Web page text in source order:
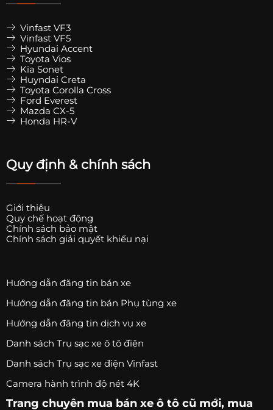
Vinfast VF3
Vinfast VF5
Hyundai Accent
Toyota Vios
Kia Sonet
Huyndai Creta
Toyota Corolla Cross
Ford Everest
Mazda CX-5
Honda HR-V
Quy định & chính sách
Giới thiệu
Quy chế hoạt động
Chính sách bảo mật
Chính sách giải quyết khiếu nại
Hướng dẫn đăng tin bán xe
Hướng dẫn đăng tin bán Phụ tùng xe
Hướng dẫn đăng tin dịch vụ xe
Danh sách Trụ sạc xe ô tô điện
Danh sách Trụ sạc xe điện Vinfast
Camera hành trình độ nét 4K
Trang chuyên mua bán xe ô tô cũ mới, mua